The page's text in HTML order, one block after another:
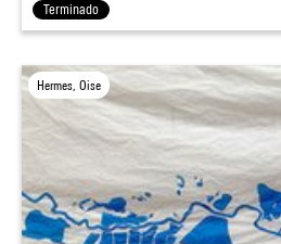
Terminado
Hermes, Oise